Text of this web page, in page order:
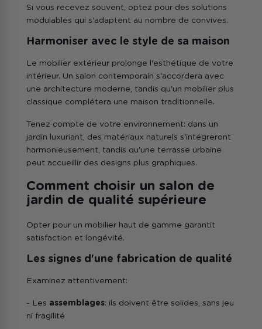
Si vous recevez souvent, optez pour des solutions
modulables qui s'adaptent au nombre de convives.
Harmoniser avec le style de sa maison
Le mobilier extérieur prolonge l'esthétique de votre
intérieur. Un salon contemporain s'accordera avec
une architecture moderne, tandis qu'un mobilier plus
classique complétera une maison traditionnelle.
Tenez compte de votre environnement: dans un
jardin luxuriant, des matériaux naturels s'intégreront
harmonieusement, tandis qu'une terrasse urbaine
peut accueillir des designs plus graphiques.
Comment choisir un salon de
jardin de qualité supérieure
Opter pour un mobilier haut de gamme garantit
satisfaction et longévité.
Les signes d'une fabrication de qualité
Examinez attentivement:
- Les assemblages: ils doivent être solides, sans jeu
ni fragilité